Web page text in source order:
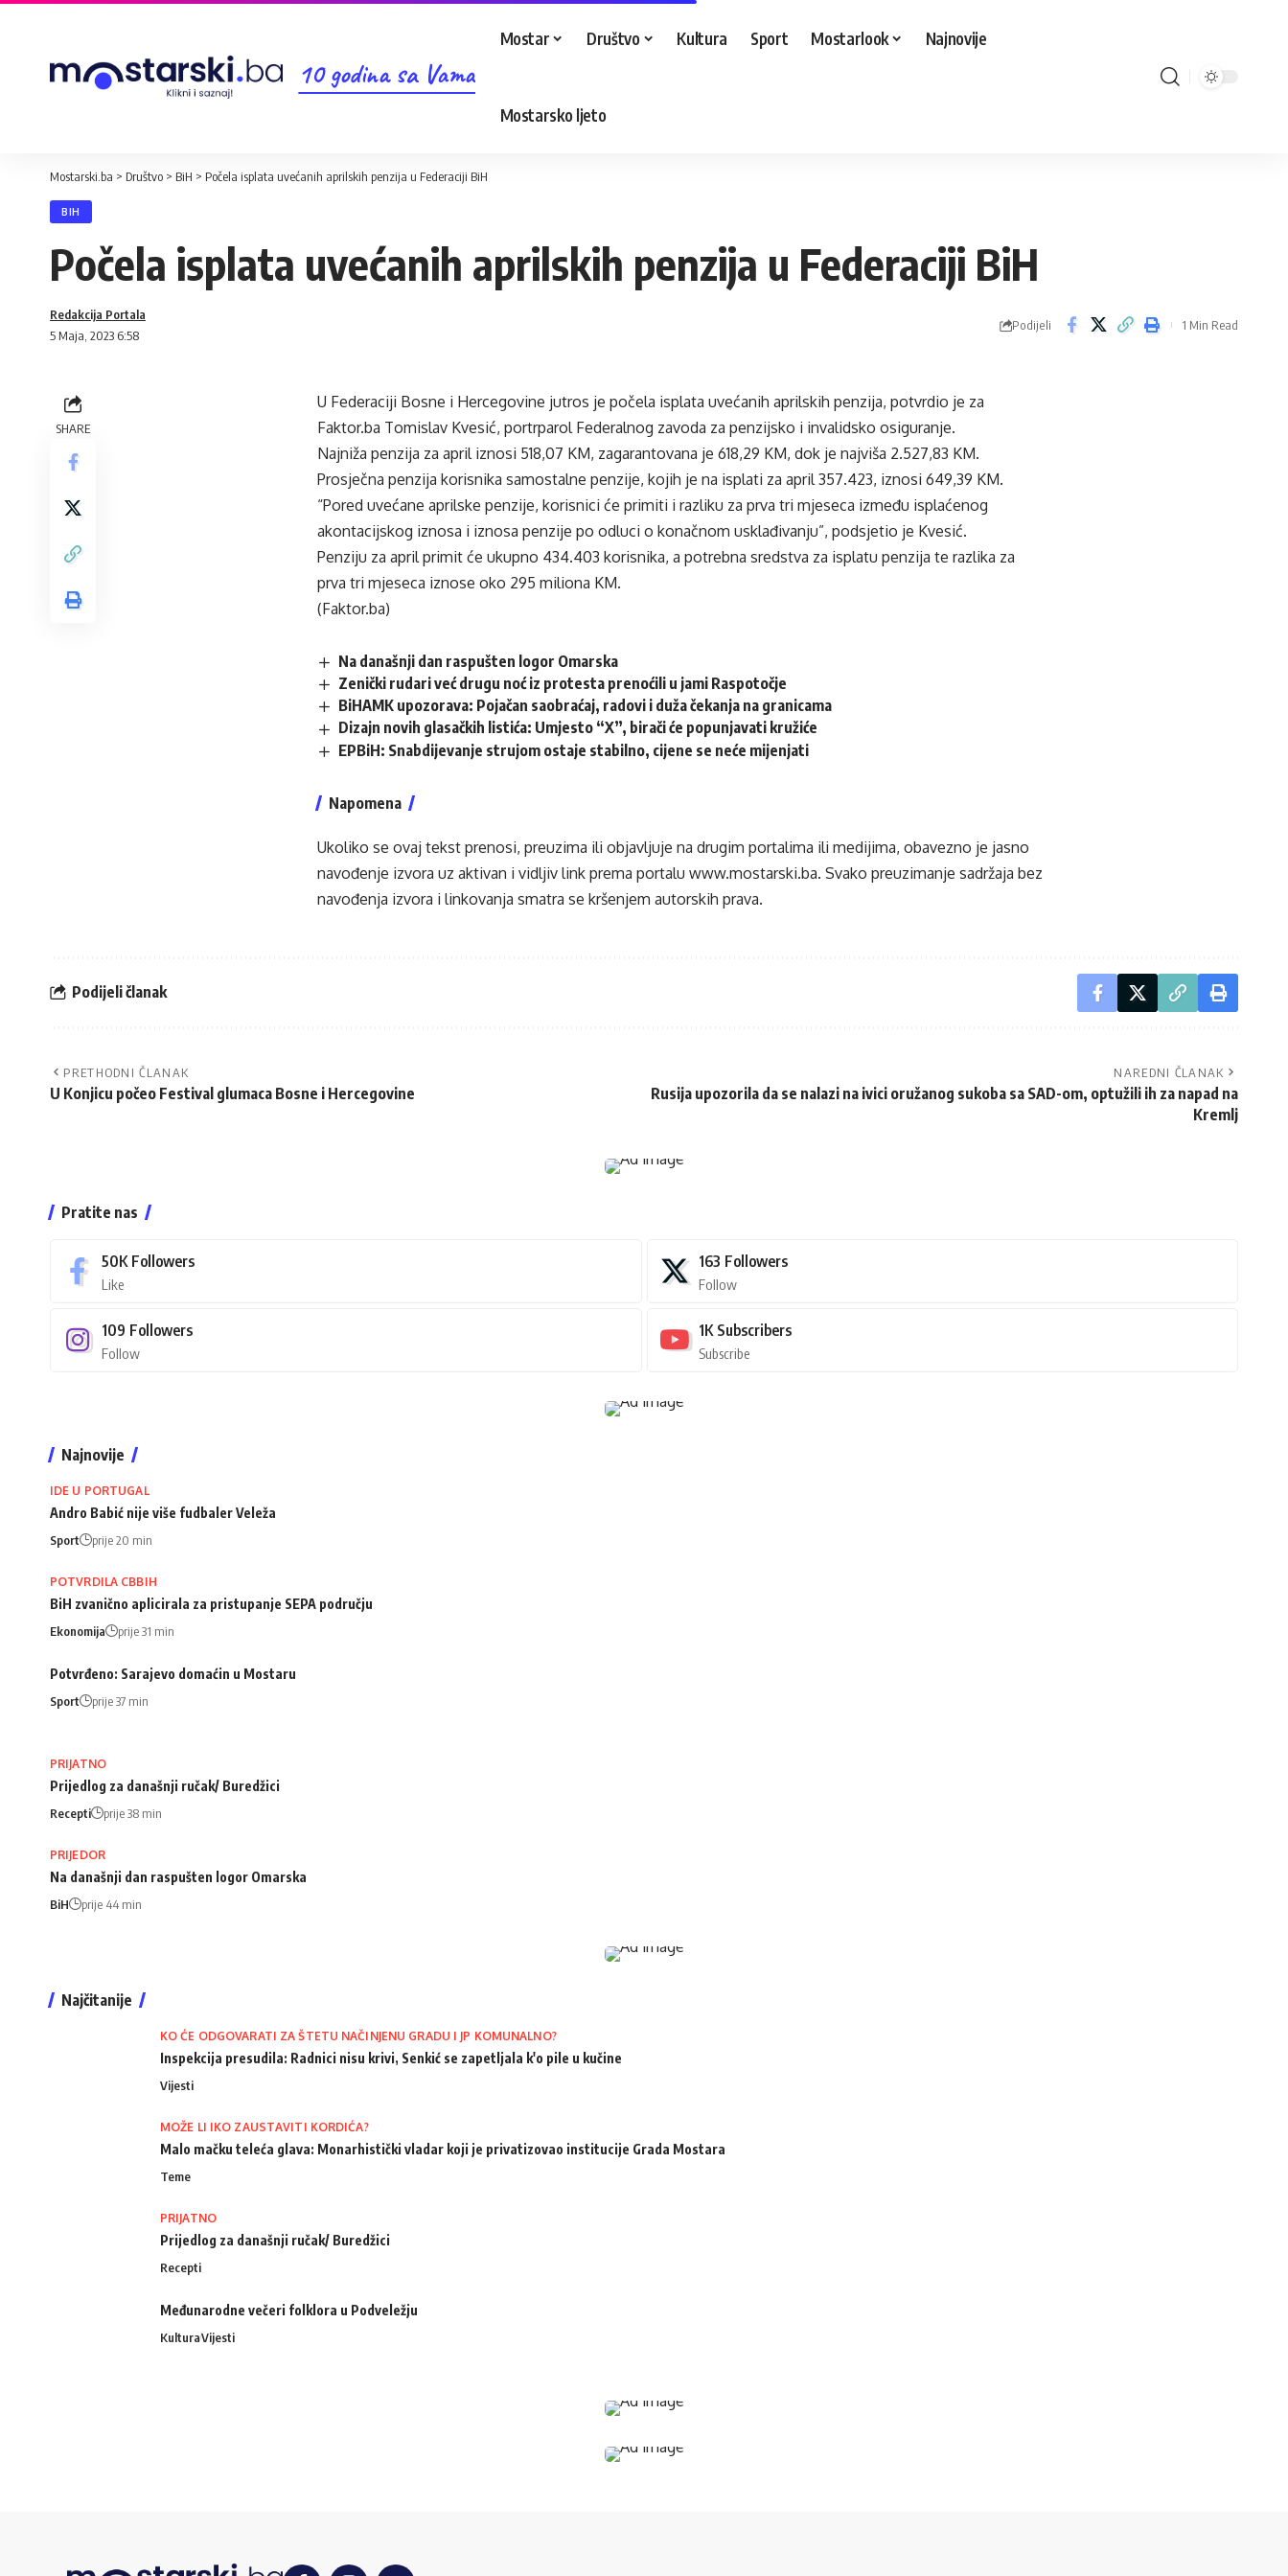
10 godina sa Vama
Mostar Društvo Kultura Sport Mostarlook Najnovije
Mostarsko ljeto
Mostarski.ba > Društvo > BiH > Počela isplata uvećanih aprilskih penzija u Federaciji BiH
BIH
Počela isplata uvećanih aprilskih penzija u Federaciji BiH
5 Maja, 2023 6:58
Redakcija Portala
Podijeli 1 Min Read
SHARE
U Federaciji Bosne i Hercegovine jutros je počela isplata uvećanih aprilskih penzija, potvrdio je za
Faktor.ba Tomislav Kvesić, portrparol Federalnog zavoda za penzijsko i invalidsko osiguranje.
Najniža penzija za april iznosi 518,07 KM, zagarantovana je 618,29 KM, dok je najviša 2.527,83 KM.
Prosječna penzija korisnika samostalne penzije, kojih je na isplati za april 357.423, iznosi 649,39 KM.
“Pored uvećane aprilske penzije, korisnici će primiti i razliku za prva tri mjeseca između isplaćenog
akontacijskog iznosa i iznosa penzije po odluci o konačnom usklađivanju”, podsjetio je Kvesić.
Penziju za april primit će ukupno 434.403 korisnika, a potrebna sredstva za isplatu penzija te razlika za
prva tri mjeseca iznose oko 295 miliona KM.
(Faktor.ba)
Na današnji dan raspušten logor Omarska
Zenički rudari već drugu noć iz protesta prenoćili u jami Raspotočje
BiHAMK upozorava: Pojačan saobraćaj, radovi i duža čekanja na granicama
Dizajn novih glasačkih listića: Umjesto “X”, birači će popunjavati kružiće
EPBiH: Snabdijevanje strujom ostaje stabilno, cijene se neće mijenjati
Napomena
Ukoliko se ovaj tekst prenosi, preuzima ili objavljuje na drugim portalima ili medijima, obavezno je jasno
navođenje izvora uz aktivan i vidljiv link prema portalu www.mostarski.ba. Svako preuzimanje sadržaja bez
navođenja izvora i linkovanja smatra se kršenjem autorskih prava.
Podijeli članak
PRETHODNI ČLANAK
U Konjicu počeo Festival glumaca Bosne i Hercegovine
NAREDNI ČLANAK
Rusija upozorila da se nalazi na ivici oružanog sukoba sa SAD-om, optužili ih za napad na
Kremlj
Pratite nas
50K Followers
Like
163 Followers
Follow
109 Followers
Follow
1K Subscribers
Subscribe
Najnovije
IDE U PORTUGAL
Andro Babić nije više fudbaler Veleža
Sport prije 20 min
POTVRDILA CBBIH
BiH zvanično aplicirala za pristupanje SEPA području
Ekonomija prije 31 min
Potvrđeno: Sarajevo domaćin u Mostaru
Sport prije 37 min
PRIJATNO
Prijedlog za današnji ručak/ Buredžici
Recepti prije 38 min
PRIJEDOR
Na današnji dan raspušten logor Omarska
BiH prije 44 min
Najčitanije
KO ĆE ODGOVARATI ZA ŠTETU NAČINJENU GRADU I JP KOMUNALNO?
Inspekcija presudila: Radnici nisu krivi, Senkić se zapetljala k'o pile u kučine
Vijesti
MOŽE LI IKO ZAUSTAVITI KORDIĆA?
Malo mačku teleća glava: Monarhistički vladar koji je privatizovao institucije Grada Mostara
Teme
PRIJATNO
Prijedlog za današnji ručak/ Buredžici
Recepti
Međunarodne večeri folklora u Podveležju
KulturaVijesti